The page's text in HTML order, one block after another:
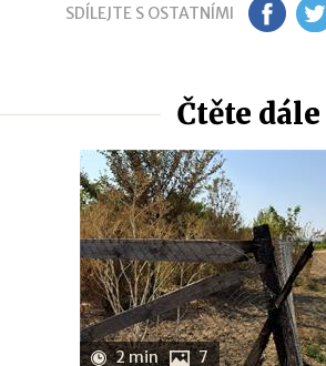
SDÍLEJTE S OSTATNÍMI FB TW
Čtěte dále
2 min 7